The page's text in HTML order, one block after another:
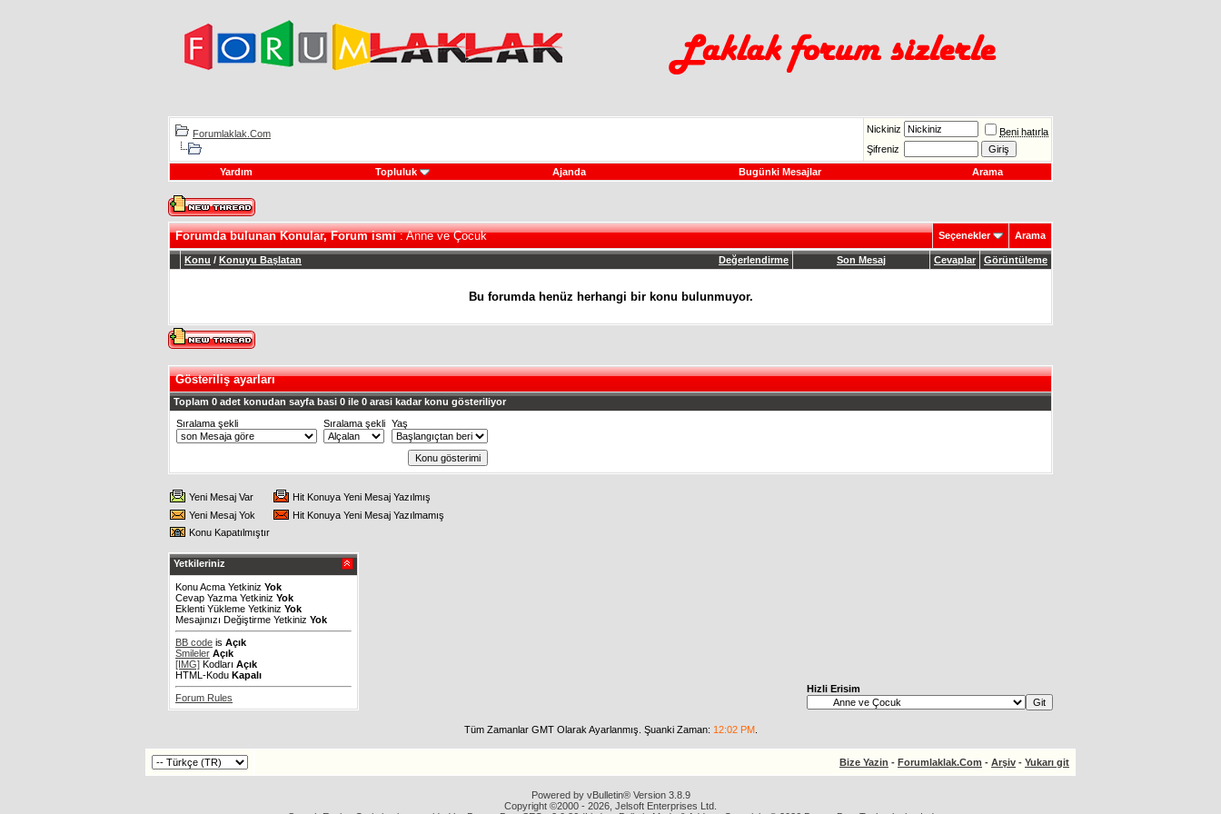
Forumlaklak.Com Nickiniz
Beni hatırla
Şifreniz
Yardım Topluluk Ajanda Bugünki Mesajlar Arama
Forumda bulunan Konular, Forum ismi: Anne ve Çocuk Seçenekler Arama
Değerlendirme
Konu / Konuyu Başlatan Son Mesaj Cevaplar Görüntüleme
Bu forumda henüz herhangi bir konu bulunmuyor.
Gösteriliş ayarları
Toplam 0 adet konudan sayfa basi 0 ile 0 arasi kadar konu gösteriliyor
Sıralama şekli
Sıralama şekli Yaş
Yeni Mesaj Var
Hit Konuya Yeni Mesaj Yazılmış
Yeni Mesaj Yok
Hit Konuya Yeni Mesaj Yazılmamış
Konu Kapatılmıştır
Yetkileriniz
Konu Acma Yetkiniz Yok
Cevap Yazma Yetkiniz Yok
Eklenti Yükleme Yetkiniz Yok
Mesajınızı Değiştirme Yetkiniz Yok
BB code is Açık
Smileler Açık
[IMG] Kodları Açık
HTML-Kodu Kapalı
Forum Rules
Hizli Erisim
Tüm Zamanlar GMT Olarak Ayarlanmış. Şuanki Zaman: 12:02 PM.
Bize Yazin - Forumlaklak.Com - Arşiv - Yukarı git
Powered by vBulletin® Version 3.8.9
Copyright ©2000 - 2026, Jelsoft Enterprises Ltd.